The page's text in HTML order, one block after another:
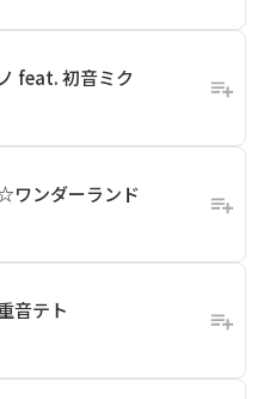
feat. 初音ミク
ワンダーランド
音テト